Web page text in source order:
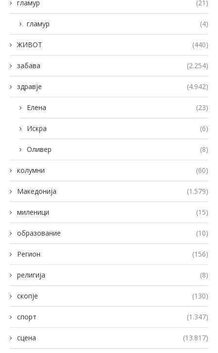
гламур (21)
гламур (4)
ЖИВОТ (440)
забава (2.254)
здравје (4.942)
Елена (23)
Искра (6)
Оливер (8)
колумни (60)
Македонија (1.579)
миленици (15)
образование (10)
Регион (156)
религија (8)
скопје (130)
спорт (1.347)
сцена (13.817)